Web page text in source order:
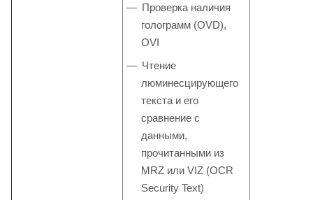
Проверка наличия
голограмм (OVD),
OVI
Чтение
люминесцирующего
текста и его
сравнение с
данными,
прочитанными из
MRZ или VIZ (OCR
Security Text)